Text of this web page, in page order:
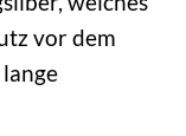
vor dem